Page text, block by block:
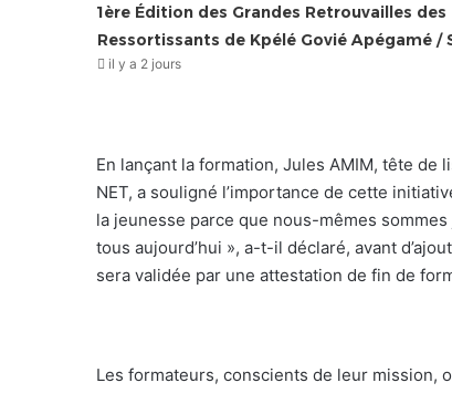
1ère Édition des Grandes Retrouvailles des
Ressortissants de Kpélé Govié Apégamé /
il y a 2 jours
En lançant la formation, Jules AMIM, tête
NET, a souligné l’importance de cette
la jeunesse parce que nous-mêmes
tous aujourd’hui », a-t-il déclaré, avant
sera validée par une attestation de fin de
Les formateurs, conscients de leur mission,